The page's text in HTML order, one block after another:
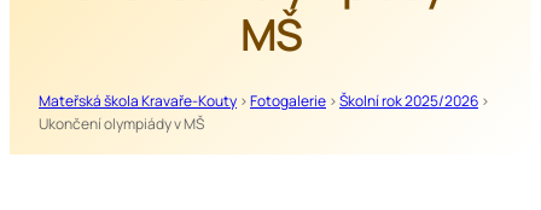
MŠ
Mateřská škola Kravaře-Kouty >Fotogalerie >Školní rok 2025/2026 >
Ukončení olympiády v MŠ